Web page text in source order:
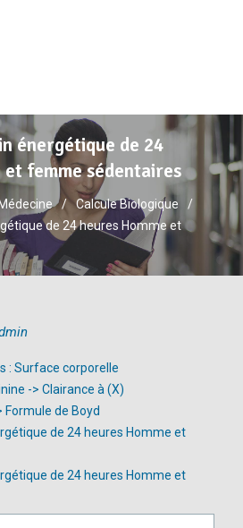
énergétique de 24
et femme sédentaires
Calcule Biologique
de 24 heures Homme et
: Surface corporelle
-> Clairance à (X)
de Boyd
de 24 heures Homme et
de 24 heures Homme et